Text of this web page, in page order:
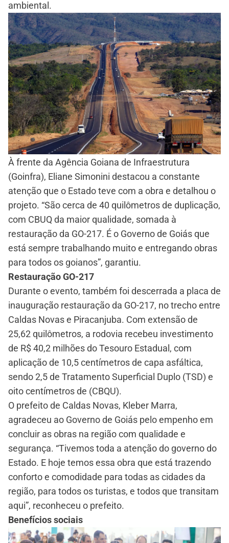
ambiental.
À frente da Agência Goiana de Infraestrutura
(Goinfra), Eliane Simonini destacou a constante
atenção que o Estado teve com a obra e detalhou o
projeto. “São cerca de 40 quilômetros de duplicação,
com CBUQ da maior qualidade, somada à
restauração da GO-217. É o Governo de Goiás que
está sempre trabalhando muito e entregando obras
para todos os goianos”, garantiu.
Restauração GO-217
Durante o evento, também foi descerrada a placa de
inauguração restauração da GO-217, no trecho entre
Caldas Novas e Piracanjuba. Com extensão de
25,62 quilômetros, a rodovia recebeu investimento
de R$ 40,2 milhões do Tesouro Estadual, com
aplicação de 10,5 centímetros de capa asfáltica,
sendo 2,5 de Tratamento Superficial Duplo (TSD) e
oito centímetros de (CBQU).
O prefeito de Caldas Novas, Kleber Marra,
agradeceu ao Governo de Goiás pelo empenho em
concluir as obras na região com qualidade e
segurança. “Tivemos toda a atenção do governo do
Estado. E hoje temos essa obra que está trazendo
conforto e comodidade para todas as cidades da
região, para todos os turistas, e todos que transitam
aqui”, reconheceu o prefeito.
Benefícios sociais